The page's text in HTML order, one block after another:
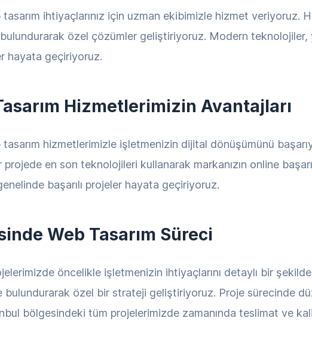
ihtiyaçlarınız için uzman ekibimizle hizmet veriyoruz.
özel çözümler geliştiriyoruz. Modern teknolojiler,
hayata geçiriyoruz.
Hizmetlerimizin Avantajları
hizmetlerimizle işletmenizin dijital dönüşümünü
en son teknolojileri kullanarak markanızın online
başarılı projeler hayata geçiriyoruz.
Web Tasarım Süreci
öncelikle işletmenizin ihtiyaçlarını detaylı bir
bulundurarak özel bir strateji geliştiriyoruz. Proje sürecinde
bölgesindeki tüm projelerimizde zamanında teslimat ve